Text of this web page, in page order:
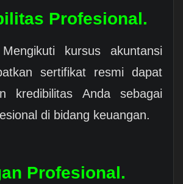
Profesional.
kursus akuntansi
sertifikat resmi dapat
kredibilitas Anda sebagai
di bidang keuangan.
Profesional.